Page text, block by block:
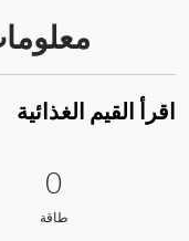
اقرأ القيم الغذائية
0 طاقة
0
0
طاقةطاقة